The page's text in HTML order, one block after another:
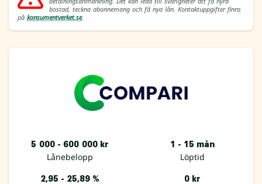
bostad, teckna abonnemang och få nya lån. Kontaktuppgifter finns
på konsumentverket.se.
5 000 - 600 000 kr
Lånebelopp
1 - 15 mån
Löptid
2,95 - 25,89 % 0 kr